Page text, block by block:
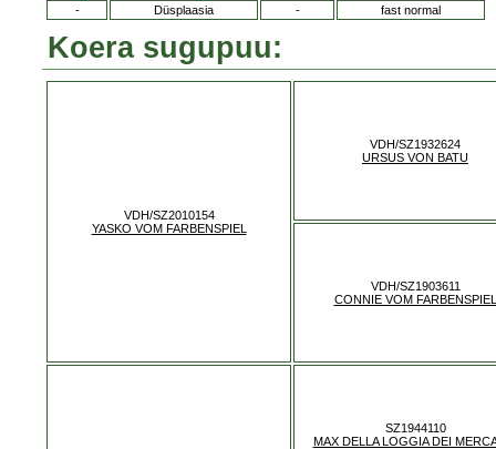
-
Düsplaasia - fast normal
Koera sugupuu:
VDH/SZ2010154
YASKO VOM FARBENSPIEL
VDH/SZ1932624
URSUS VON BATU
VDH/SZ1903611
CONNIE VOM FARBENSPIEL
SZ1944110
MAX DELLA LOGGIA DEI